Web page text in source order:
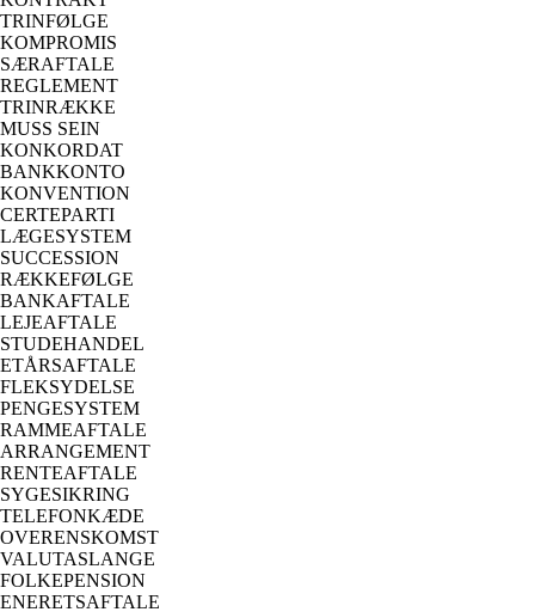
TRINFØLGE
KOMPROMIS
SÆRAFTALE
REGLEMENT
TRINRÆKKE
MUSS SEIN
KONKORDAT
BANKKONTO
KONVENTION
CERTEPARTI
LÆGESYSTEM
SUCCESSION
RÆKKEFØLGE
BANKAFTALE
LEJEAFTALE
STUDEHANDEL
ETÅRSAFTALE
FLEKSYDELSE
PENGESYSTEM
RAMMEAFTALE
ARRANGEMENT
RENTEAFTALE
SYGESIKRING
TELEFONKÆDE
OVERENSKOMST
VALUTASLANGE
FOLKEPENSION
ENERETSAFTALE